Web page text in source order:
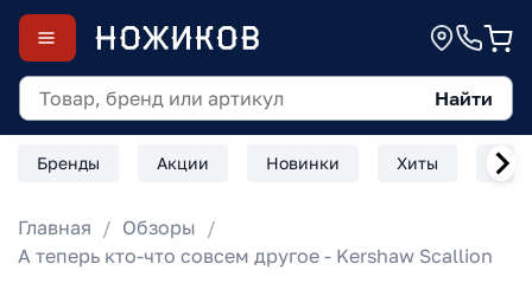
Найти
Бренды Акции Новинки Хиты
Главная
Обзоры
А теперь кто-что совсем другое - Kershaw Scallion